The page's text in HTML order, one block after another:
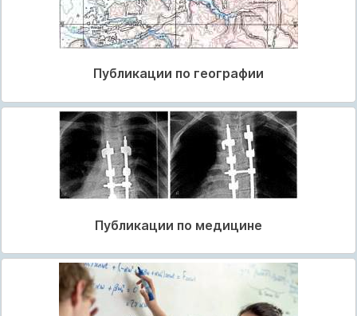
Публикации по географии
Публикации по медицине